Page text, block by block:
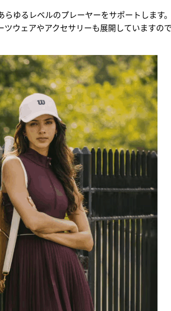
ゆるレベルのプレーヤーをサポートします
ウェアやアクセサリーも展開していますの